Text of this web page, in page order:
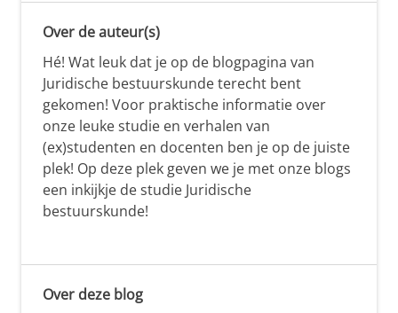
Over de auteur(s)
Hé! Wat leuk dat je op de blogpagina van
Juridische bestuurskunde terecht bent
gekomen! Voor praktische informatie over
onze leuke studie en verhalen van
(ex)studenten en docenten ben je op de juiste
plek! Op deze plek geven we je met onze blogs
een inkijkje de studie Juridische
bestuurskunde!
Over deze blog